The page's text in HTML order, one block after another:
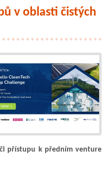
v oblasti čistých
přístupu k předním venture